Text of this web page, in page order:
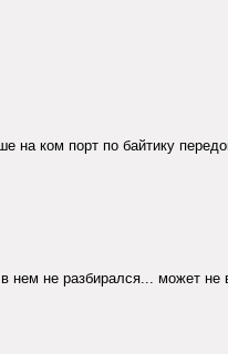
на ком порт по байтику
не разбирался... может